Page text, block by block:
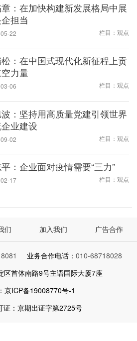
：在加快构建新发展格局中展
担当
22 栏目：观点
：在中国式现代化新征程上贡
力量
06 栏目：观点
：坚持用高质量党建引领世界
业建设
02 栏目：观点
：企业面对疫情需要“三力”
17 栏目：观点
们 加入我们 广告合作
业务合作电话： 010-68718028
区首体南路9号主语国际大厦7座
京ICP备19008770号-1
证：京期出证字第2725号